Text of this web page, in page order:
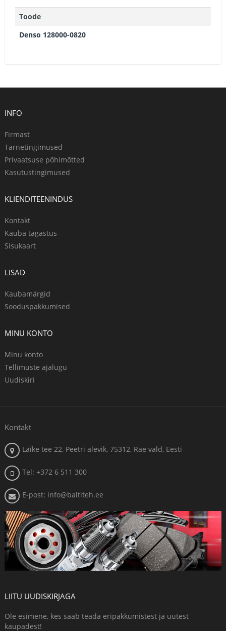
Toode
Denso 128000-0820
INFO
Firmast
Tarnetingimused
Privaatsuse põhimõtted
Kasutustingimused
KLIENDITEENINDUS
Kontakt
Kauba tagastus
Sisukaart
LISAD
Kaubamärgid
Sooduspakkumised
MINU KONTO
Minu konto
Tellimuste ajalugu
Uudiskiri
Kontakt
Läike tee 22, Peetri alevik, 75312, Rae vald, Eesti
Tel: +372 6 511 300
E-post: info@baltiteh.ee
LIITU UUDISKIRJAGA
Ole esimene, kes saab teada eripakkumistest ja uutest
kaupadest!